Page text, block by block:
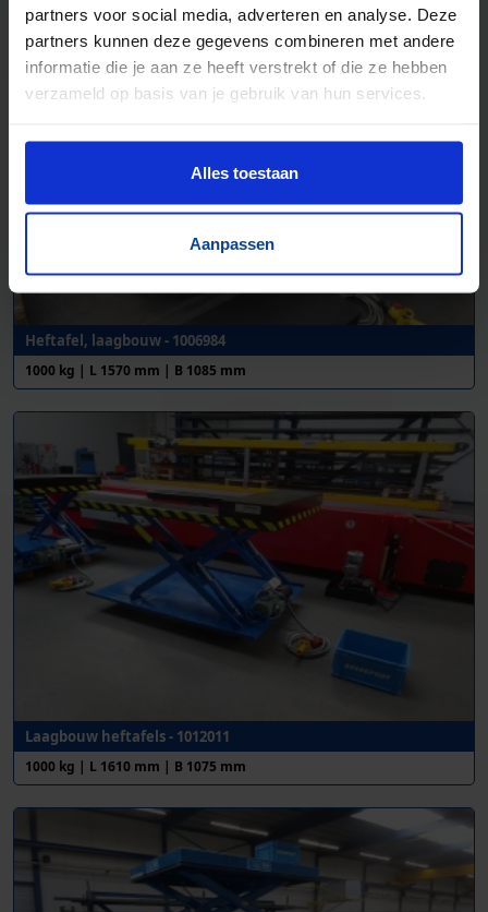
partners voor social media, adverteren en analyse. Deze
partners kunnen deze gegevens combineren met andere
informatie die je aan ze heeft verstrekt of die ze hebben
verzameld op basis van je gebruik van hun services.
Alles toestaan
Aanpassen
Heftafel, laagbouw - 1006984
1000 kg | L 1570 mm | B 1085 mm
Laagbouw heftafels - 1012011
1000 kg | L 1610 mm | B 1075 mm